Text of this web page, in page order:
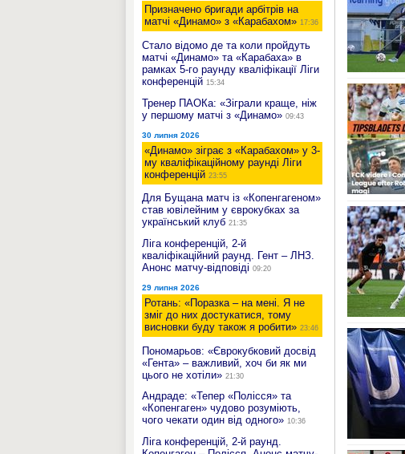
Призначено бригади арбітрів на
матчі «Динамо» з «Карабахом» 17:36
Стало відомо де та коли пройдуть
матчі «Динамо» та «Карабаха» в
рамках 5-го раунду кваліфікації Ліги
конференцій 15:34
Тренер ПАОКа: «Зіграли краще, ніж
у першому матчі з «Динамо» 09:43
30 липня 2026
«Динамо» зіграє з «Карабахом» у 3-
му кваліфікаційному раунді Ліги
конференцій 23:55
Для Бущана матч із «Копенгагеном»
став ювілейним у єврокубках за
український клуб 21:35
Ліга конференцій, 2-й
кваліфікаційний раунд. Гент – ЛНЗ.
Анонс матчу-відповіді 09:20
29 липня 2026
Ротань: «Поразка – на мені. Я не
зміг до них достукатися, тому
висновки буду також я робити» 23:46
Пономарьов: «Єврокубковий досвід
«Гента» – важливий, хоч би як ми
цього не хотіли» 21:30
Андраде: «Тепер «Полісся» та
«Копенгаген» чудово розуміють,
чого чекати один від одного» 10:36
Ліга конференцій, 2-й раунд.